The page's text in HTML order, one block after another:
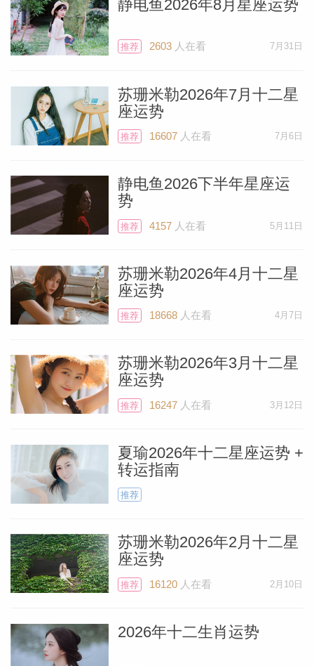
静电鱼2026年8月星座运势
推荐 2603人在看 7月31日
苏珊米勒2026年7月十二星
座运势
推荐 16607人在看 7月6日
静电鱼2026下半年星座运
势
推荐 4157人在看 5月11日
苏珊米勒2026年4月十二星
座运势
推荐 18668人在看 4月7日
苏珊米勒2026年3月十二星
座运势
推荐 16247人在看 3月12日
夏瑜2026年十二星座运势 +
转运指南
推荐
苏珊米勒2026年2月十二星
座运势
推荐 16120人在看 2月10日
2026年十二生肖运势